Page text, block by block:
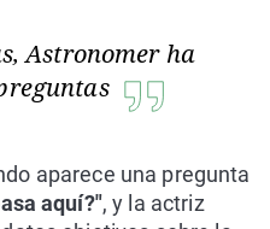
Astronomer ha
aparece una pregunta
aquí?", y la actriz